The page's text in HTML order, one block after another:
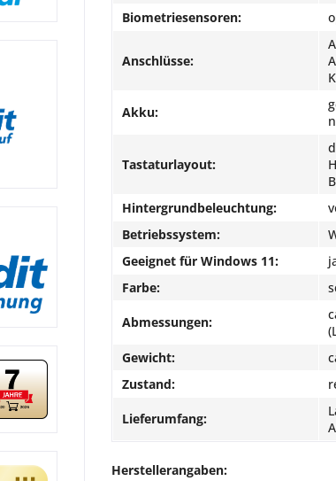
Biometriesensoren:
Anschlüsse:
Akku:
Tastaturlayout:
Hintergrundbeleuchtung:
Betriebssystem:
Geeignet für Windows 11:
Farbe:
Abmessungen:
Gewicht:
Zustand:
Lieferumfang:
Herstellerangaben: